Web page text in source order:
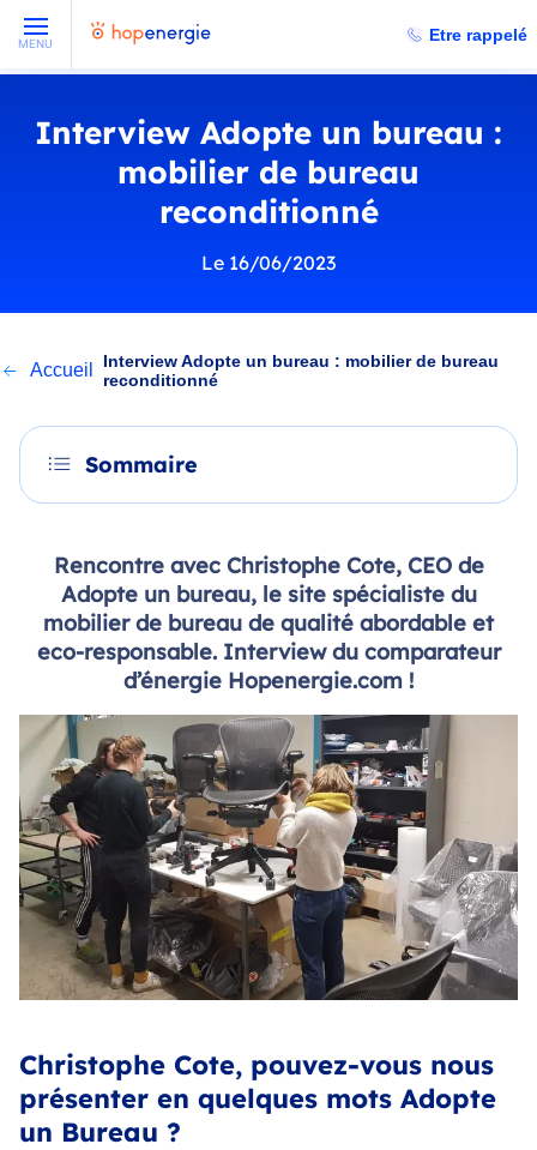
MENU Etre rappelé
Interview Adopte un bureau :
mobilier de bureau
reconditionné
Le 16/06/2023
Accueil
Interview Adopte un bureau : mobilier de bureau
reconditionné
Sommaire
Rencontre avec Christophe Cote, CEO de
Adopte un bureau, le site spécialiste du
mobilier de bureau de qualité abordable et
eco-responsable. Interview du comparateur
d’énergie Hopenergie.com !
Christophe Cote, pouvez-vous nous
présenter en quelques mots Adopte
un Bureau ?